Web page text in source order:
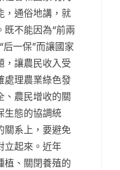
，通俗地講，就
既不能因為“前兩
一保”而讓國家
，讓農民收入受
處理農業綠色發
、農民增收的關
生態的協調統
關系上，要避免
立起來。近年
植、關閉養殖的